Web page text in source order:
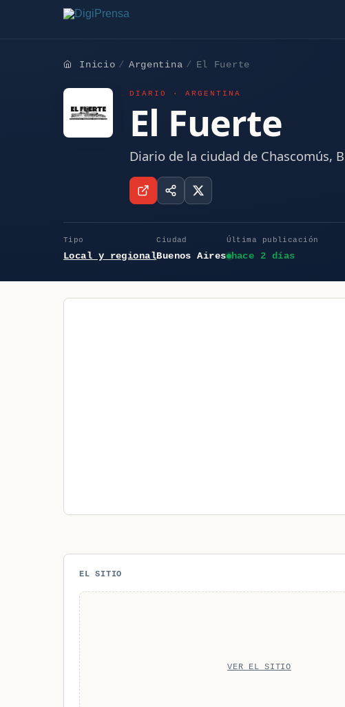
Inicio Argentina El Fuerte
DIARIO · ARGENTINA
El Fuerte
Diario de la ciudad de Chascomús,
Tipo
Local y regional
Ciudad
Buenos Aires
Última publicación
hace 2 días
EL SITIO
VER EL SITIO